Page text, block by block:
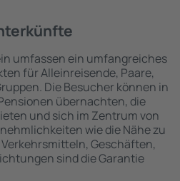
umfassen ein umfangreiches
für Alleinreisende, Paare,
Die Besucher können in
übernachten, die
und sich im Zentrum von
wie die Nähe zu
Geschäften,
sind die Garantie